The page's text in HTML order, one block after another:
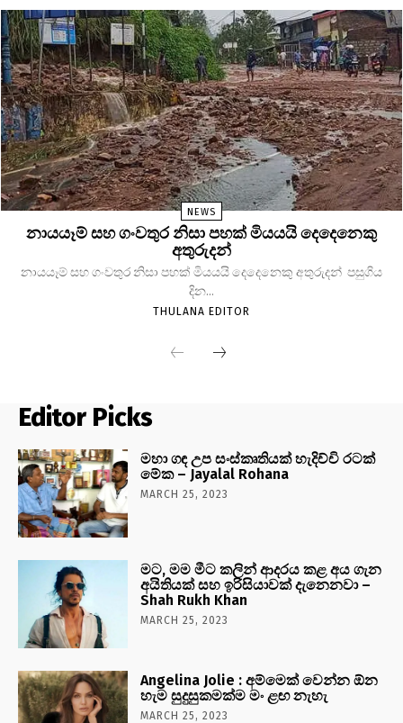
NEWS
නායයෑම් සහ ගංවතුර නිසා පහක් මියයයි දෙදෙනෙකු
අතුරුදන්
නායයෑම් සහ ගංවතුර නිසා පහක් මියයයි දෙදෙනෙකු අතුරුදන් පසුගිය
දින...
THULANA EDITOR
Editor Picks
මහා ගඳ උප සංස්කෘතියක් හැදිච්චි රටක්
මේක – Jayalal Rohana
MARCH 25, 2023
මට, මම මීට කලින් ආදරය කළ අය ගැන
අයිතියක් සහ ඉරිසියාවක් දැනෙනවා –
Shah Rukh Khan
MARCH 25, 2023
Angelina Jolie : අම්මෙක් වෙන්න ඕන
හැම සුදුසුකමක්ම මං ළඟ නැහැ
MARCH 25, 2023